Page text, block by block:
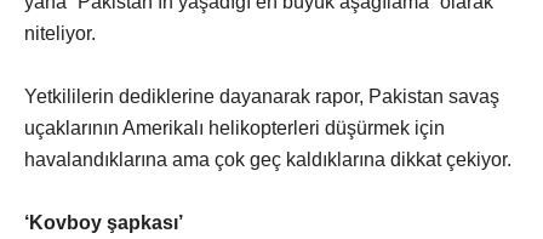
niteliyor.
Yetkililerin dediklerine dayanarak rapor, Pakistan savaş
uçaklarının Amerikalı helikopterleri düşürmek için
havalandıklarına ama çok geç kaldıklarına dikkat çekiyor.
‘Kovboy şapkası’